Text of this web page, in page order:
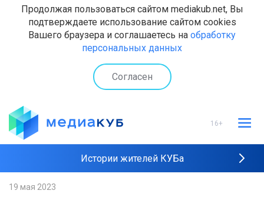
Продолжая пользоваться сайтом mediakub.net, Вы
подтверждаете использование сайтом cookies
Вашего браузера и соглашаетесь на обработку
персональных данных
Согласен
16+
Истории жителей КУБа
19 мая 2023